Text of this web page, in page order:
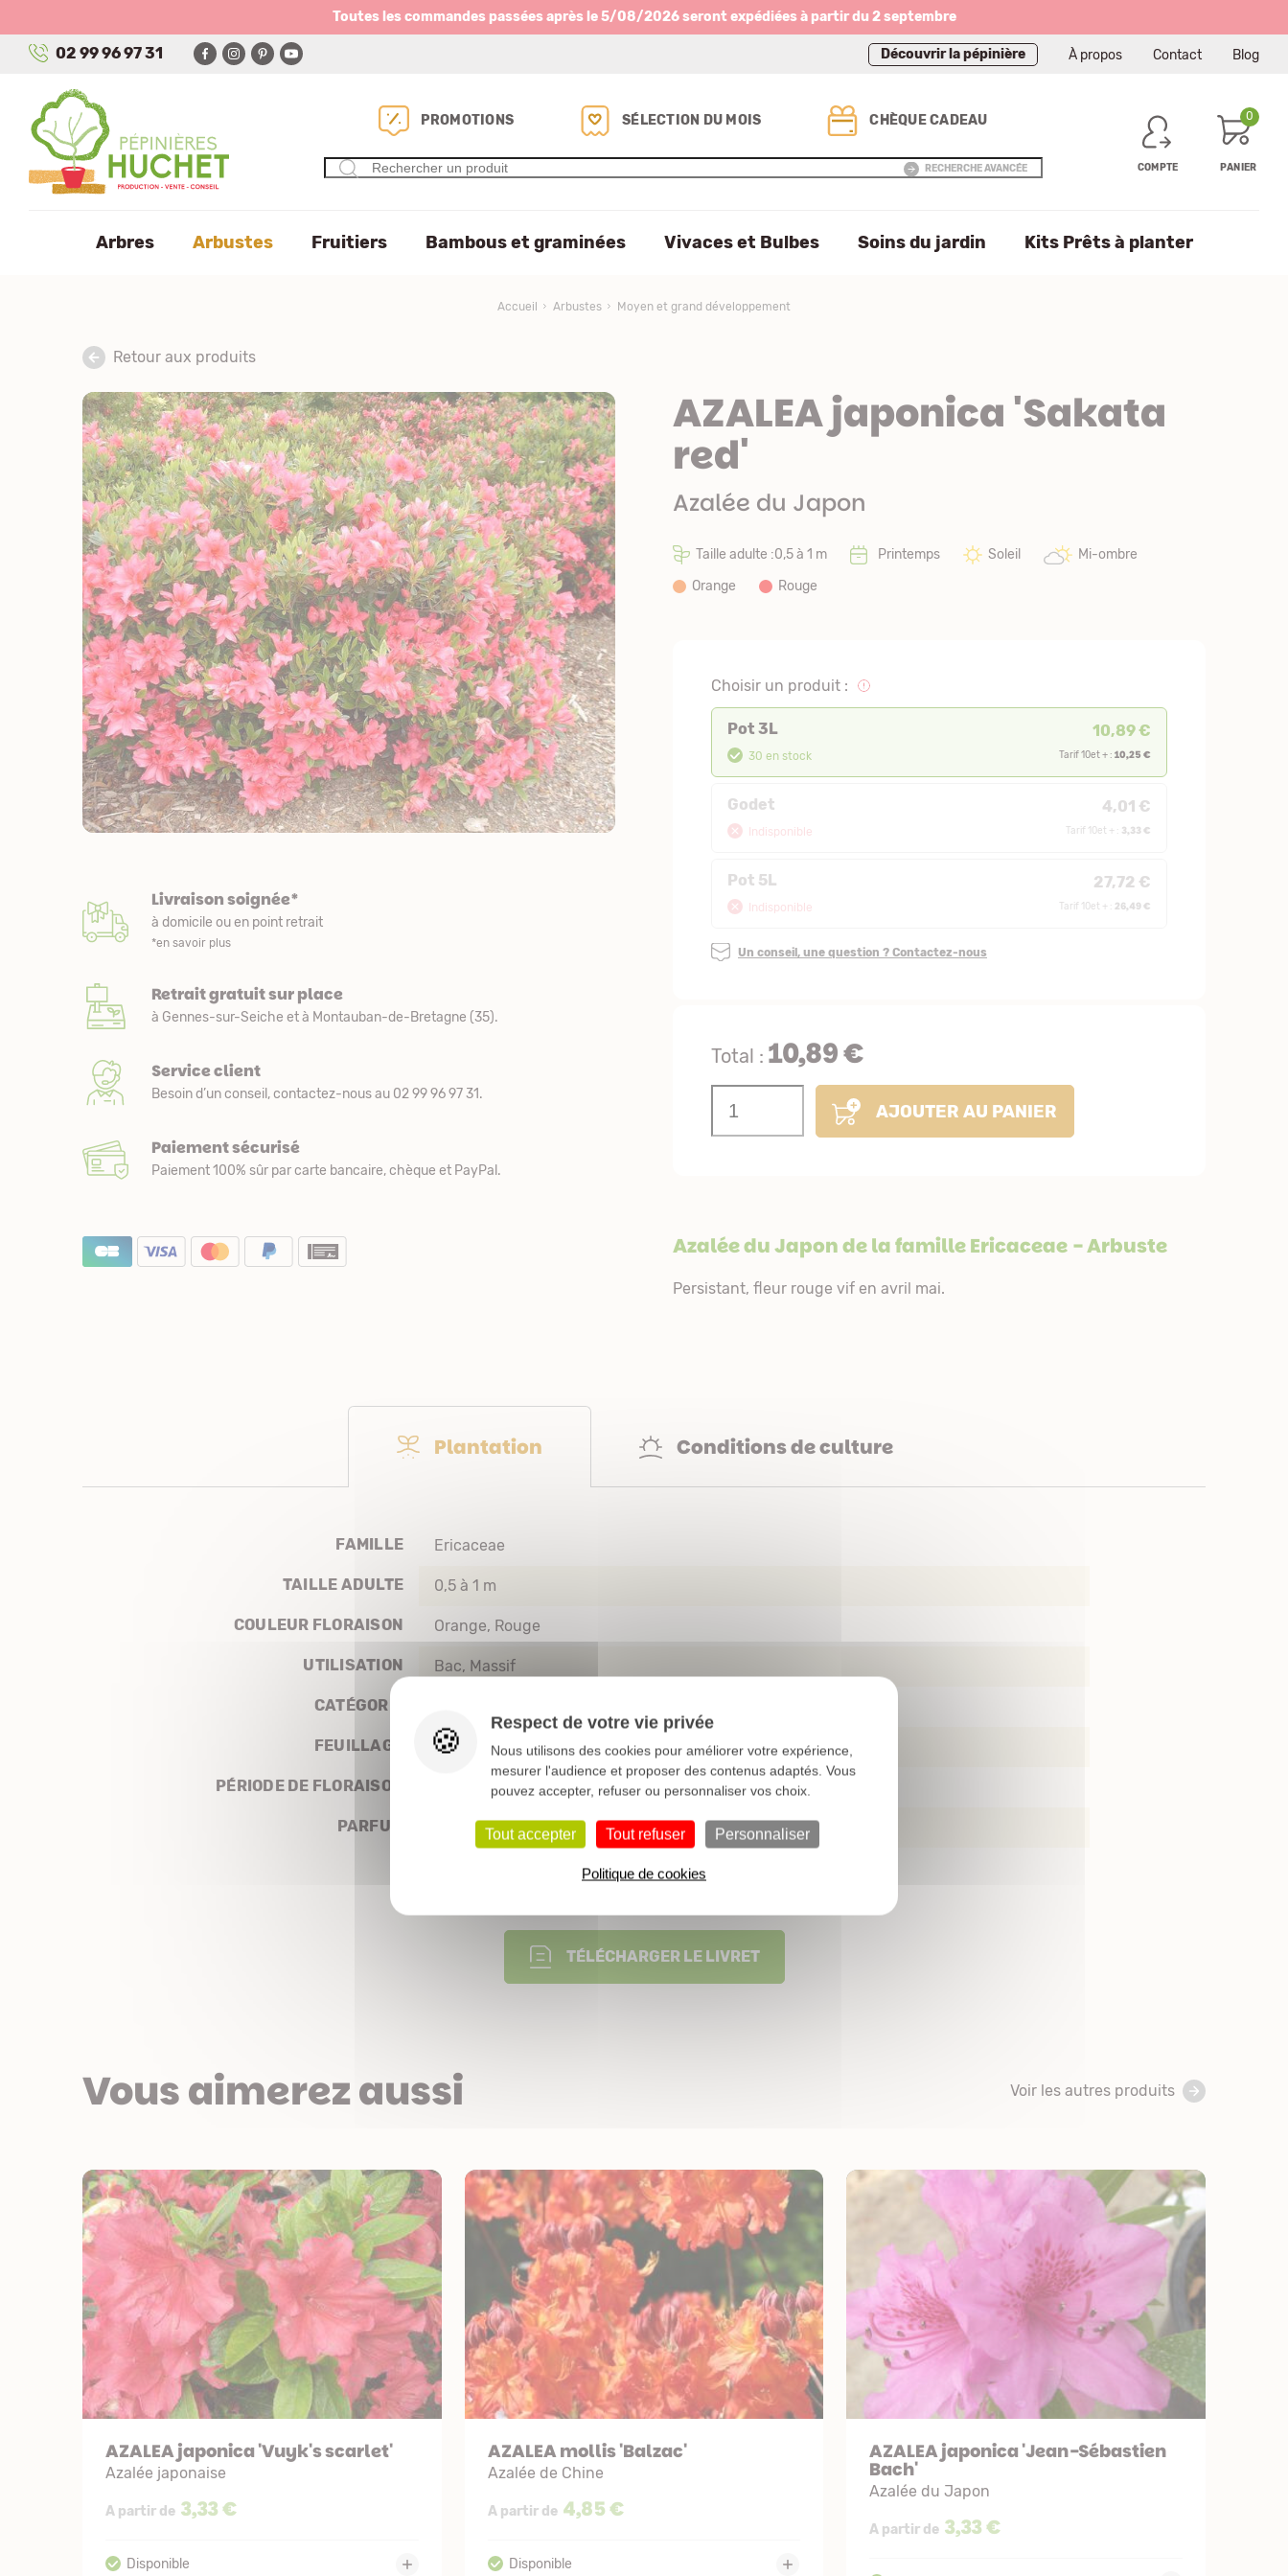
Toutes les commandes passées après le 5/08/2026 seront expédiées à partir du 2 septembre
02 99 96 97 31 Découvrir la pépinière À propos Contact Blog
PROMOTIONS SÉLECTION DU MOIS CHÈQUE CADEAU
RECHERCHE AVANCÉE COMPTE
0
PANIER
Arbres Arbustes Fruitiers Bambous et graminées Vivaces et Bulbes Soins du jardin Kits Prêts à planter
Accueil Arbustes Moyen et grand développement
Retour aux produits
AZALEA japonica 'Sakata
red'
Azalée du Japon
Taille adulte :0,5 à 1 m Printemps Soleil
Mi-ombre
Orange
Rouge
Choisir un produit :
Pot 3L 10,89 €
30 en stock Tarif 10et + : 10,25 €
Godet 4,01 €
Indisponible Tarif 10et + : 3,33 €
Pot 5L 27,72 €
Indisponible Tarif 10et + : 26,49 €
Un conseil, une question ? Contactez-nous
Total : 10,89 €
AJOUTER AU PANIER
Azalée du Japon de la familleEricaceae - Arbuste
Persistant, fleur rouge vif en avril mai.
Livraison soignée*
à domicile ou en point retrait
*en savoir plus
Retrait gratuit sur place
à Gennes-sur-Seiche et à Montauban-de-Bretagne (35).
Service client
Besoin d’un conseil, contactez-nous au 02 99 96 97 31.
Paiement sécurisé
Paiement 100% sûr par carte bancaire, chèque et PayPal.
Plantation Conditions de culture
FAMILLE Ericaceae
TAILLE ADULTE 0,5 à 1 m
COULEUR FLORAISON Orange Rouge
UTILISATION Bac Massif
CATÉGORIE
FEUILLAGE Persistant
PÉRIODE DE FLORAISON Printemps
PARFUM
TÉLÉCHARGER LE LIVRET
Vous aimerez aussi Voir les autres produits
AZALEA japonica 'Vuyk's scarlet'
Azalée japonaise
A partir de 3,33 €
AZALEA mollis 'Balzac'
Azalée de Chine
A partir de 4,85 €
AZALEA japonica 'Jean-Sébastien
Bach'
Azalée du Japon
A partir de 3,33 €
Respect de votre vie privée
Nous utilisons des cookies pour améliorer votre expérience,
mesurer l'audience et proposer des contenus adaptés. Vous
pouvez accepter, refuser ou personnaliser vos choix.
Tout accepter Tout refuser Personnaliser
Politique de cookies